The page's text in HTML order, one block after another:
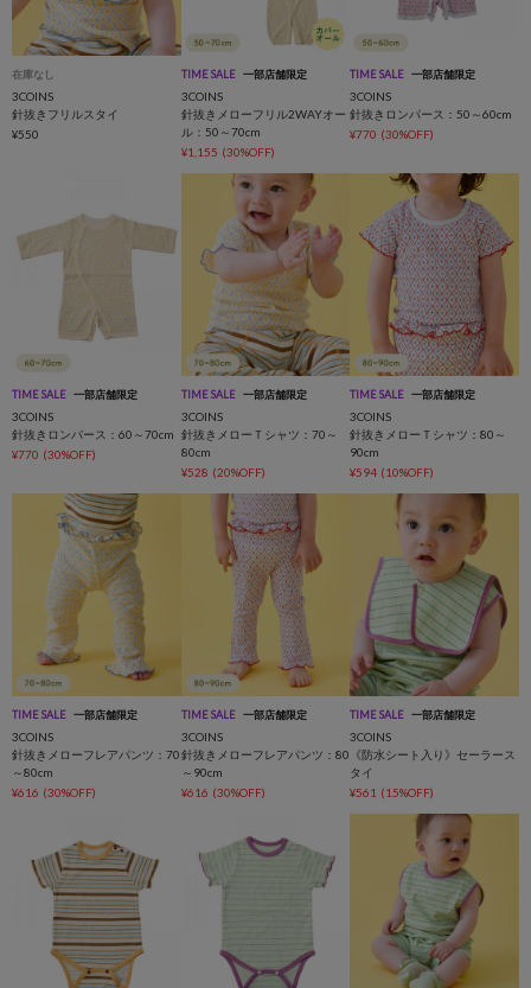
在庫なし
3COINS
針抜きフリルスタイ
¥550
TIME SALE 一部店舗限定
3COINS
針抜きメローフリル2WAYオー
ル：50～70cm
¥1,155 (30%OFF)
TIME SALE 一部店舗限定
3COINS
針抜きロンパース：50～60cm
¥770 (30%OFF)
TIME SALE 一部店舗限定
3COINS
針抜きロンパース：60～70cm
¥770 (30%OFF)
TIME SALE 一部店舗限定
3COINS
針抜きメローＴシャツ：70～
80cm
¥528 (20%OFF)
TIME SALE 一部店舗限定
3COINS
針抜きメローＴシャツ：80～
90cm
¥594 (10%OFF)
TIME SALE 一部店舗限定
3COINS
針抜きメローフレアパンツ：70
～80cm
¥616 (30%OFF)
TIME SALE 一部店舗限定
3COINS
針抜きメローフレアパンツ：80
～90cm
¥616 (30%OFF)
TIME SALE 一部店舗限定
3COINS
《防水シート入り》セーラース
タイ
¥561 (15%OFF)